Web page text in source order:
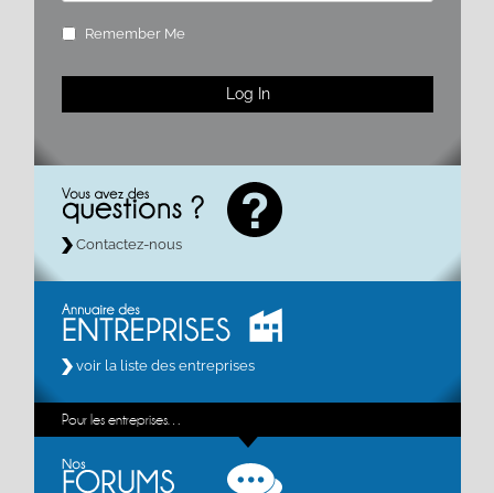
Remember Me
Contactez-nous
voir la liste des entreprises
Pour les entreprises…